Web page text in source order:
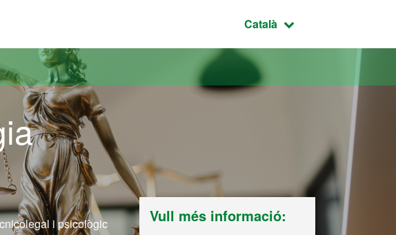
Idioma seleccionat:
Català
i psicològic
Vull més informació: